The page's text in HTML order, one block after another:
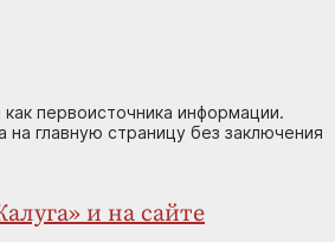
первоисточника информации.
на главную страницу без заключения
и на сайте